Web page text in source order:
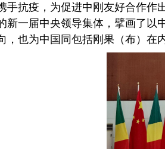
手抗疫，为促进中刚友好合作作
新一届中央领导集体，擘画了以
，也为中国同包括刚果（布）在